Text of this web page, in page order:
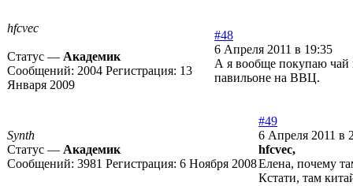
hfcvec
Статус — Академик
Сообщений: 2004 Регистрация: 13
Января 2009
#48
6 Апреля 2011 в 19:35
А я вообще покупаю чай
павильоне на ВВЦ.
Synth
Статус — Академик
Сообщений: 3981 Регистрация: 6 Ноября 2008
#49
6 Апреля 2011 в
hfcvec,
Елена, почему
Кстати, там